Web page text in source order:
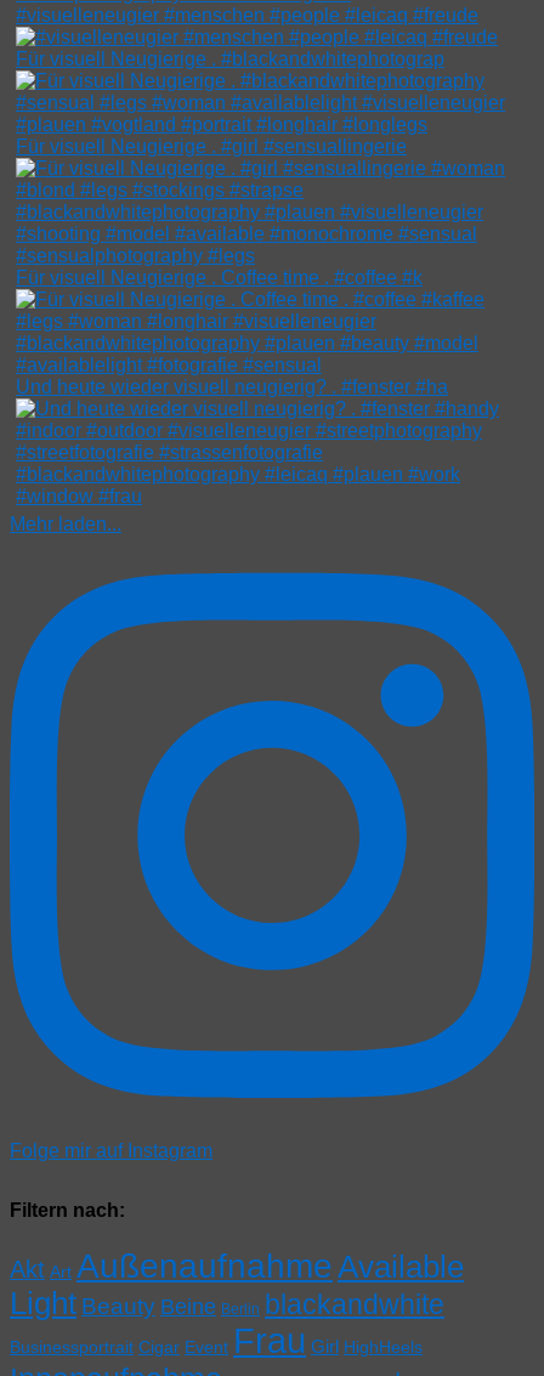
#visuelleneugier #menschen #people #leicaq #freude
Für visuell Neugierige . #blackandwhitephotograp
Für visuell Neugierige . #girl #sensuallingerie
Für visuell Neugierige . Coffee time . #coffee #k
Und heute wieder visuell neugierig? . #fenster #ha
Mehr laden...
Folge mir auf Instagram
Filtern nach:
Akt Art AußenaufnahmeAvailable
Light Beauty Beine Berlin blackandwhite
Businessportrait Cigar Event Frau Girl HighHeels